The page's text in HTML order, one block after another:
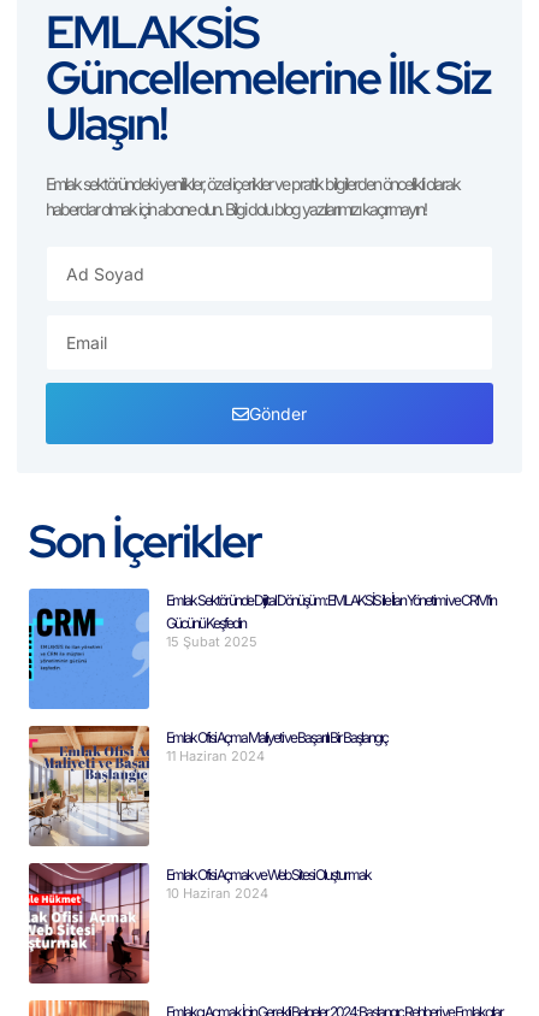
EMLAKSİS
Güncellemelerine İlk Siz
Ulaşın!
Emlak sektöründeki yenilikler, özel içerikler ve pratik bilgilerden öncelikli olarak
haberdar olmak için abone olun. Bilgi dolu blog yazılarımızı kaçırmayın!
Gönder
Son İçerikler
Emlak Sektöründe Dijital Dönüşüm: EMLAKSİS ile İlan Yönetimi ve CRM’in
Gücünü Keşfedin
15 Şubat 2025
Emlak Ofisi Açma Maliyeti ve Başarılı Bir Başlangıç
11 Haziran 2024
Emlak Ofisi Açmak ve Web Sitesi Oluşturmak
10 Haziran 2024
Emlakçı Açmak İçin Gerekli Belgeler 2024: Başlangıç Rehberi ve Emlakçılar